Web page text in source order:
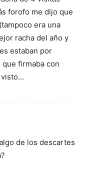
forofo me dijo que
era una
racha del año y
estaban por
firmaba con
visto…
de los descartes